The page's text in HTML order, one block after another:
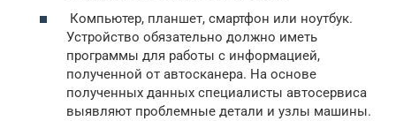
Компьютер, планшет, смартфон или ноутбук.
Устройство обязательно должно иметь
программы для работы с информацией,
полученной от автосканера. На основе
полученных данных специалисты автосервиса
выявляют проблемные детали и узлы машины.